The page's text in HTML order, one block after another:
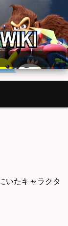
いたキャラクタ